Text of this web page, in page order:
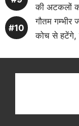
की अटकलों
गौतम गम्भीर
कोच से हटेंगे,